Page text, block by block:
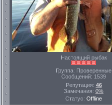
Настоящий рыбак
Группа: Проверенные
Сообщений: 1539
Репутация: 46
Замечания: 0%
Статус: Offline